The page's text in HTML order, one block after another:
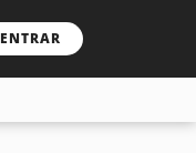
ENTRAR